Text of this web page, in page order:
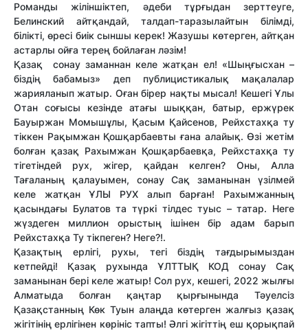
Романды жіліншіктеп, әдеби тұрғыдан зерттеуге,
Белинский айтқандай, талдап-таразылайтын білімді,
білікті, өресі биік сыншы керек! Жазушы көтерген, айтқан
астарлы ойға терең бойлаған ләзім!
Қазақ сонау заманнан келе жатқан ел! «Шыңғысхан –
біздің бабамыз» деп публицистикалық мақалалар
жарияланып жатыр. Оған бірер нақты мысал! Кешегі Ұлы
Отан соғысы кезінде атағы шыққан, батыр, ержүрек
Бауыржан Момышұлы, Қасым Қайсенов, Рейхстахқа ту
тіккен Рақымжан Қошқарбаевты ғана алайық. Өзі жетім
болған қазақ Рахымжан Қошқарбаевқа, Рейхстахқа ту
тігетіндей рух, жігер, қайдан келген? Оны, Алла
Тағаланың қалауымен, сонау Сақ заманынан үзілмей
келе жатқан ҰЛЫ РУХ алып барған! Рахымжанның
қасындағы Булатов та түркі тілдес туыс – татар. Неге
жүздеген миллион орыстың ішінен бір адам барып
Рейхстахқа Ту тікпеген? Неге?!.
Қазақтың ерлігі, рухы, тегі біздің тағдырымыздан
кетпейді! Қазақ рухында ҰЛТТЫҚ КОД сонау Сақ
заманынан бері келе жатыр! Сол рух, кешегі, 2022 жылғы
Алматыда болған қаңтар қырғынында Тәуелсіз
Қазақстанның Көк Туын алаңда көтерген жалғыз қазақ
жігітінің ерлігінен көрініс тапты! Әлгі жігіттің еш қорықпай